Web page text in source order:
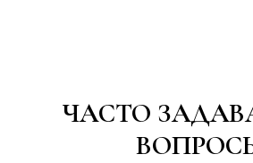
ЧАСТО